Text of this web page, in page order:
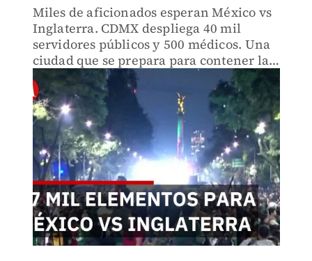
Miles de aficionados esperan México vs
Inglaterra. CDMX despliega 40 mil
servidores públicos y 500 médicos. Una
ciudad que se prepara para contener la
emoción y los riesgos. Descubre cómo
cuida a sus habitantes.